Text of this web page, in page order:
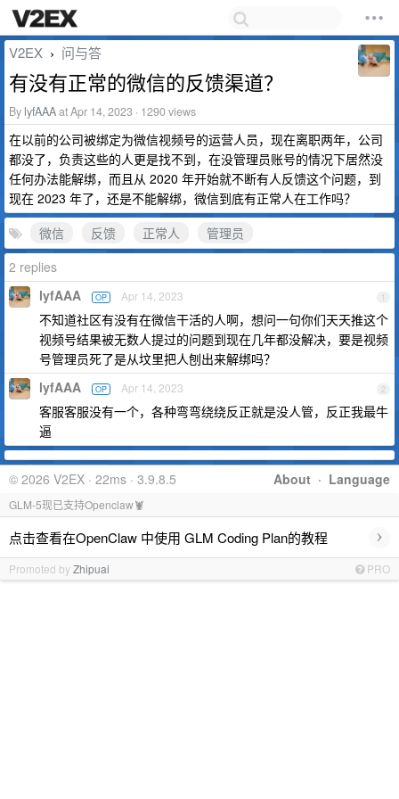
V2EX › 问与答
有没有正常的微信的反馈渠道？
By lyfAAAat Apr 14, 2023 · 1290 views
在以前的公司被绑定为微信视频号的运营人员，现在离职两年，公司
都没了，负责这些的人更是找不到，在没管理员账号的情况下居然没
任何办法能解绑，而且从 2020 年开始就不断有人反馈这个问题，到
现在 2023 年了，还是不能解绑，微信到底有正常人在工作吗？
微信
反馈 正常人
管理员
2 replies
1
lyfAAA OP Apr 14, 2023
不知道社区有没有在微信干活的人啊，想问一句你们天天推这个
视频号结果被无数人提过的问题到现在几年都没解决，要是视频
号管理员死了是从坟里把人刨出来解绑吗？
2
lyfAAA OP Apr 14, 2023
客服客服没有一个，各种弯弯绕绕反正就是没人管，反正我最牛
逼
About · Language
© 2026 V2EX · 22ms · 3.9.8.5
GLM-5现已支持Openclaw🦞
点击查看在OpenClaw 中使用 GLM Coding Plan的教程 ›
Promoted byZhipuai PRO